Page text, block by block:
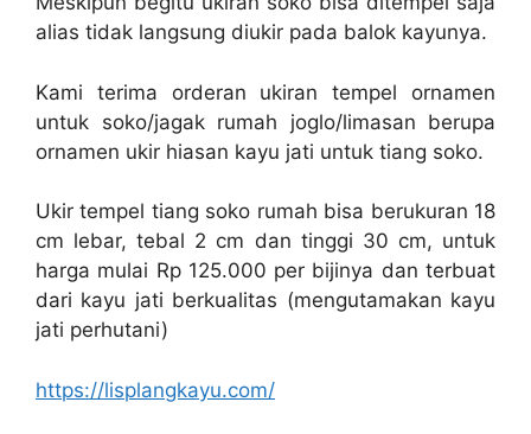
alias tidak langsung diukir pada balok kayunya.
Kami terima orderan ukiran tempel ornamen
untuk soko/jagak rumah joglo/limasan berupa
ornamen ukir hiasan kayu jati untuk tiang soko.
Ukir tempel tiang soko rumah bisa berukuran 18
cm lebar, tebal 2 cm dan tinggi 30 cm, untuk
harga mulai Rp 125.000 per bijinya dan terbuat
dari kayu jati berkualitas (mengutamakan kayu
jati perhutani)
https://lisplangkayu.com/